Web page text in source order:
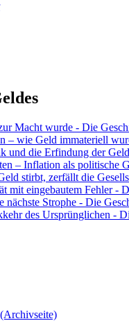
Macht wurde - Die
– wie Geld immateriell
und die Erfindung der
– Inflation als politische
stirbt, zerfällt die
mit eingebautem Fehler -
nächste Strophe - Die
des Ursprünglichen -